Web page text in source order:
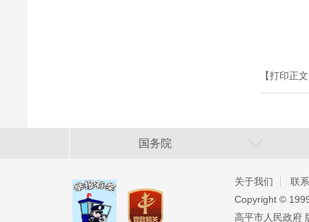
【打印正
国务院
关于我们
联
Copyright ©️
高平市人民政府